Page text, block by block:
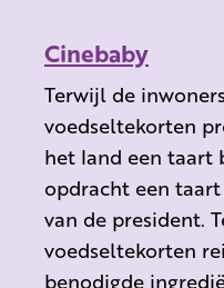
Cinebaby
Terwijl de
voedseltekorten
het land een taart
opdracht een
van de president.
voedseltekorten
benodigde